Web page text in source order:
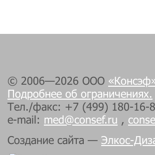
© 2006—2026 ООО
Подробнее об ограничениях.
Тел./факс: +7 (499) 180-16-
e-mail: med@consef.ru ,
Создание сайта — Элкос-